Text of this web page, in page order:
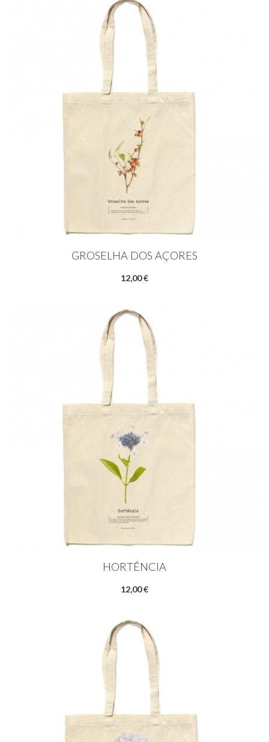
GROSELHA DOS AÇORES
12,00 €
HORTÊNCIA
12,00 €